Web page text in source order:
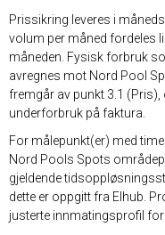
Prissikring leveres i
volum per måned fordeles
måneden. Fysisk forbruk
avregnes mot Nord Pool
fremgår av punkt 3.1
underforbruk på faktura.
For målepunkt(er) med
Nord Pools Spots
gjeldende
dette er oppgitt fra Elhub.
justerte innmatingsprofil